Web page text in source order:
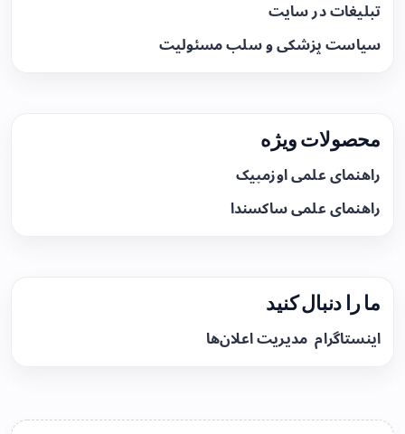
تبلیغات در سایت
سیاست پزشکی و سلب مسئولیت
محصولات ویژه
راهنمای علمی اوزمپیک
راهنمای علمی ساکسندا
ما را دنبال کنید
اینستاگرام مدیریت اعلان‌ها